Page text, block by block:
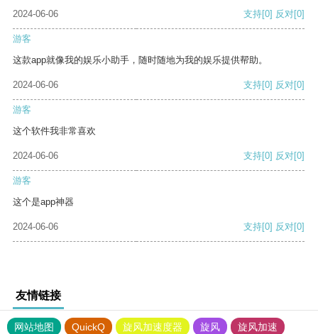
2024-06-06
支持[0] 反对[0]
游客
这款app就像我的娱乐小助手，随时随地为我的娱乐提供帮助。
2024-06-06 支持[0] 反对[0]
游客
这个软件我非常喜欢
2024-06-06 支持[0] 反对[0]
游客
这个是app神器
2024-06-06 支持[0] 反对[0]
友情链接
网站地图 QuickQ 旋风加速度器 旋风
旋风加速